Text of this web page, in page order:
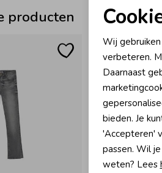
producten
Wij
verbeteren.
Daarnaast
bieden. Je
'Accepteren'
passen. Wil
weten? Lees